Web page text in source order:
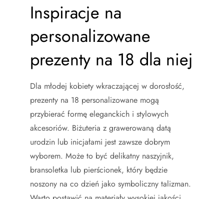
Inspiracje na
personalizowane
prezenty na 18 dla niej
Dla młodej kobiety wkraczającej w dorosłość,
prezenty na 18 personalizowane mogą
przybierać formę eleganckich i stylowych
akcesoriów. Biżuteria z grawerowaną datą
urodzin lub inicjałami jest zawsze dobrym
wyborem. Może to być delikatny naszyjnik,
bransoletka lub pierścionek, który będzie
noszony na co dzień jako symboliczny talizman.